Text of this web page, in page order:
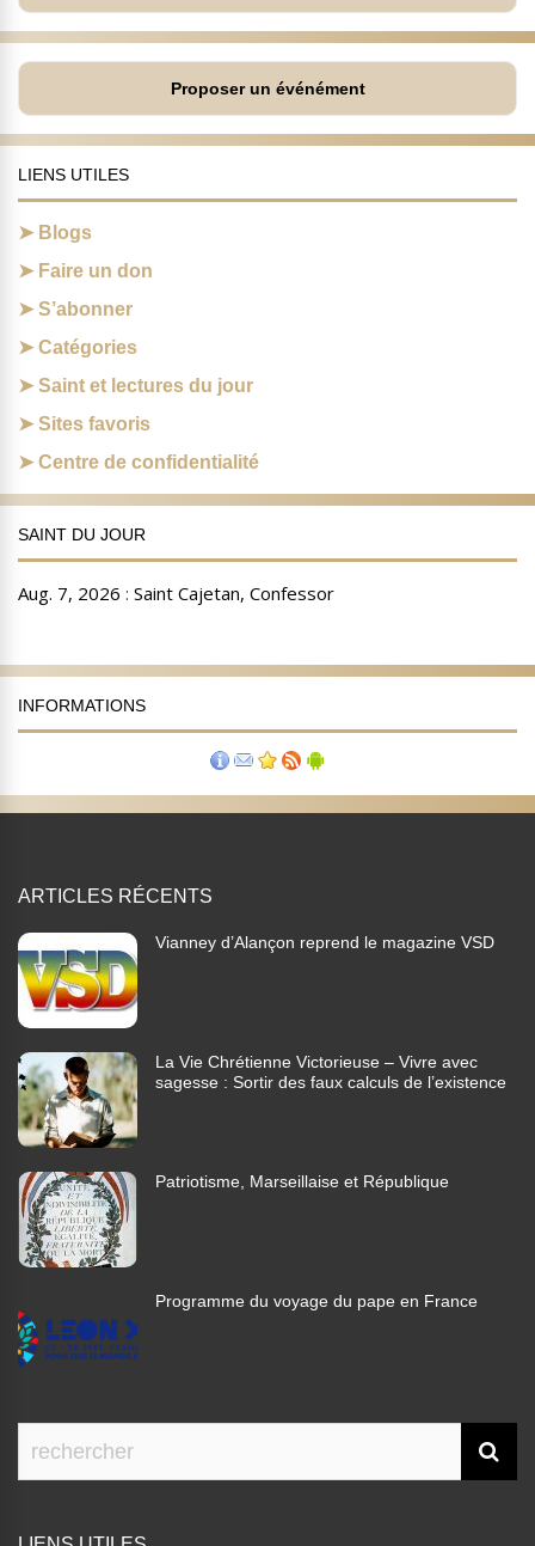
Proposer un événément
LIENS UTILES
Blogs
Faire un don
S’abonner
Catégories
Saint et lectures du jour
Sites favoris
Centre de confidentialité
SAINT DU JOUR
INFORMATIONS
ARTICLES RÉCENTS
Vianney d’Alançon reprend le magazine VSD
La Vie Chrétienne Victorieuse – Vivre avec
sagesse : Sortir des faux calculs de l’existence
Patriotisme, Marseillaise et République
Programme du voyage du pape en France